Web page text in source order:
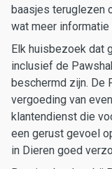
baasjes teruglezen
wat meer
Elk huisbezoek dat
inclusief de
beschermd zijn. De
vergoeding van
klantendienst die
een gerust gevoel
in Dieren goed